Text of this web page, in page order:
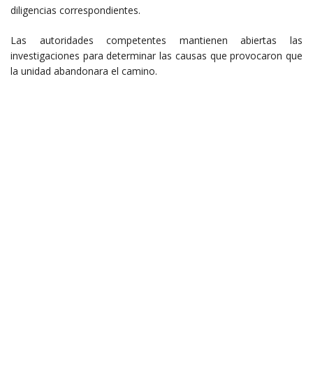
diligencias correspondientes.
Las autoridades competentes mantienen abiertas las
investigaciones para determinar las causas que provocaron que
la unidad abandonara el camino.